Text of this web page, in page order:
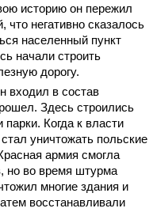
историю он пережил
что негативно сказалось
населенный пункт
начали строить
дорогу.
входил в состав
Здесь строились
Когда к власти
уничтожать польские
армия смогла
но во время штурма
многие здания и
восстанавливали